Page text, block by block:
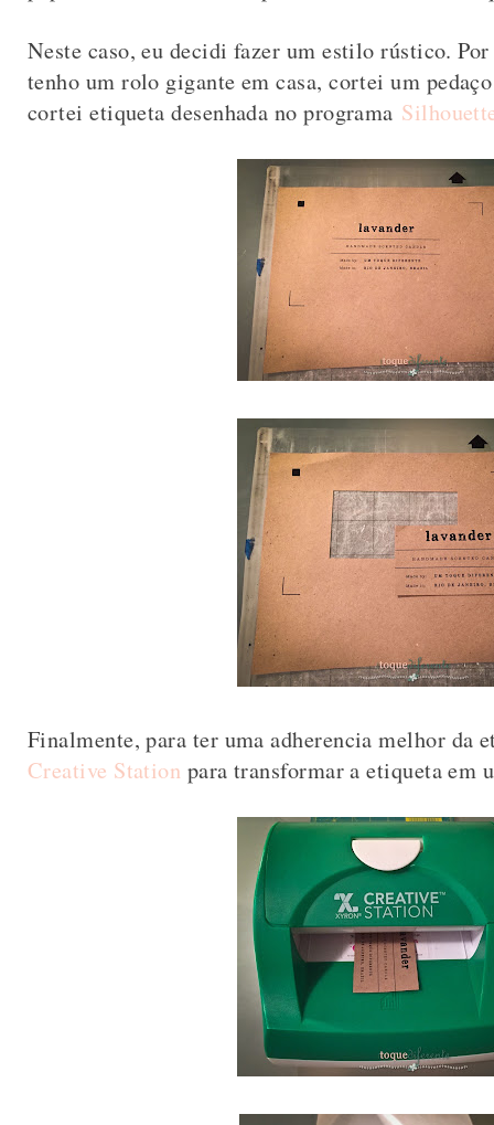
Neste caso, eu decidi fazer um estilo rústico.
tenho um rolo gigante em casa, cortei um
cortei etiqueta desenhada no programa
Finalmente, para ter uma adherencia melhor da
Creative Station para transformar a etiqueta em